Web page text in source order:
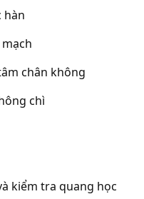
hàn
chân không
chì
kiểm tra quang học